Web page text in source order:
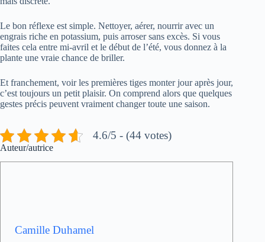
Le bon réflexe est simple. Nettoyer, aérer, nourrir avec un
engrais riche en potassium, puis arroser sans excès. Si vous
faites cela entre mi-avril et le début de l’été, vous donnez à la
plante une vraie chance de briller.
Et franchement, voir les premières tiges monter jour après jour,
c’est toujours un petit plaisir. On comprend alors que quelques
gestes précis peuvent vraiment changer toute une saison.
4.6/5 - (44 votes)
Auteur/autrice
Camille Duhamel